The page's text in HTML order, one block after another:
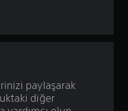
z
paylaşarak
diğer